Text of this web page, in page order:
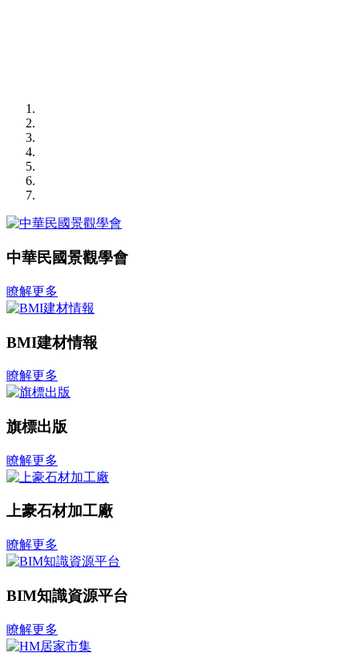
中華民國景觀學會
瞭解更多
BMI建材情報
瞭解更多
旗標出版
瞭解更多
上豪石材加工廠
瞭解更多
BIM知識資源平台
瞭解更多